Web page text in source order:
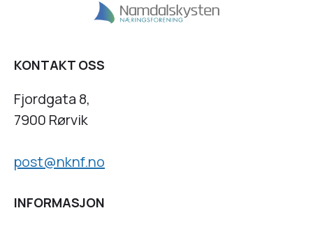
KONTAKT OSS
Fjordgata 8,
7900 Rørvik
post@nknf.no
INFORMASJON